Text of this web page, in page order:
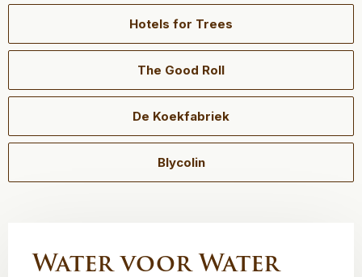
Hotels for Trees
The Good Roll
De Koekfabriek
Blycolin
Water voor Water